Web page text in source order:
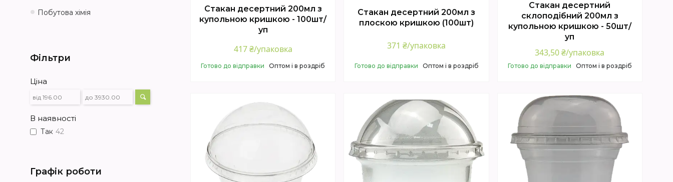
Стакан десертний 200мл з
купольною кришкою - 100шт/
уп
417 ₴/упаковка
Готово до відправки Оптом і в роздріб
Стакан десертний 200мл з
плоскою кришкою (100шт)
371 ₴/упаковка
Готово до відправки Оптом і в роздріб
Стакан десертний
склоподібний 200мл з
купольною кришкою - 50шт/
уп
343,50 ₴/упаковка
Готово до відправки Оптом і в роздріб
Купити
Побутова хімія
Фільтри
Ціна
В наявності
Так 42
Графік роботи